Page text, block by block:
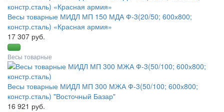
Весы товарные МИДЛ МП 150 МДА Ф-3(20/50; 600х800;
констр.сталь) «Красная армия»
17 307 руб.
Весы товарные
Весы товарные МИДЛ МП 300 МЖА Ф-3(50/100; 600х800;
констр.сталь) "Восточный Базар"
16 921 руб.